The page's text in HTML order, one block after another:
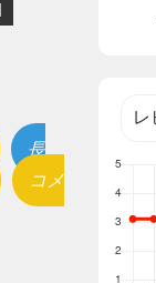
長
コメ